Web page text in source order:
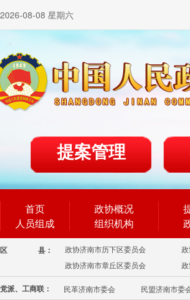
2026-08-08 星期六
提案管理
首页
人员组成
政协概况
组织机构
区 县： 政协济南市历下区委员会
政协济南市章丘区委员会
党派、工商联： 民革济南市委会 民盟济南市委